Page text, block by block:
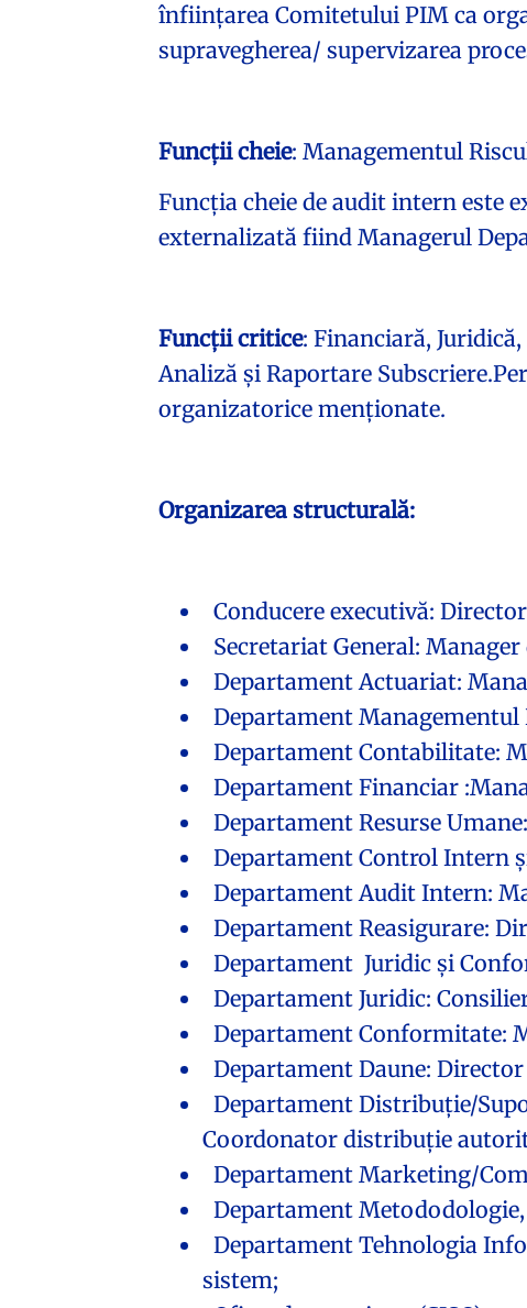
înființarea Comitetului PIM ca
supravegherea/ supervizarea
Funcții cheie: Managementul
Funcția cheie de audit intern este
externalizată fiind Managerul
Funcții critice: Financiară,
Analiză și Raportare
organizatorice menționate.
Organizarea structurală:
Conducere executivă:
Secretariat General:
Departament Actuariat:
Departament
Departament Contabilitate:
Departament Financiar
Departament Resurse
Departament Control Intern
Departament Audit Intern:
Departament Reasigurare:
Departament Juridic și
Departament Juridic:
Departament Conformitate:
Departament Daune:
Departament Distribuție/
Coordonator distribuție
Departament Marketing/
Departament
Departament Tehnologia
sistem;